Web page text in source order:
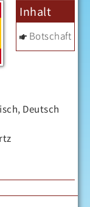
Inhalt
Botschaft
Deutsch